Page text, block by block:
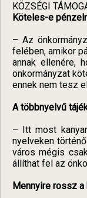
KÖZSÉGI
Köteles-e
– Az
felében, amikor
annak ellenére,
önkormányzat
ennek nem tesz
A többnyelvű
– Itt most
nyelveken
város mégis
állíthat fel az
Mennyire rossz a